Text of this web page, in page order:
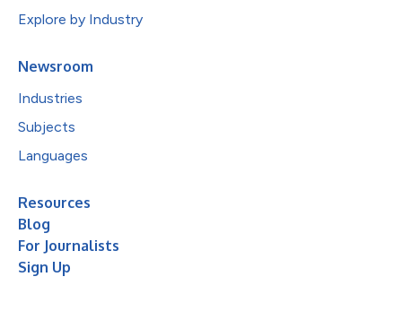
Explore by Industry
Newsroom
Industries
Subjects
Languages
Resources
Blog
For Journalists
Sign Up